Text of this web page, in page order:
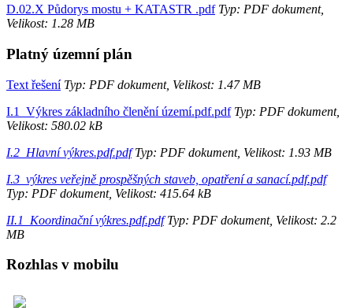
D.02.X Půdorys mostu + KATASTR .pdfTyp: PDF dokument,
Velikost: 1.28 MB
Platný územní plán
Text řešeníTyp: PDF dokument, Velikost: 1.47 MB
I.1_Výkres základního členění území.pdf.pdfTyp: PDF dokument,
Velikost: 580.02 kB
I.2_Hlavní výkres.pdf.pdfTyp: PDF dokument, Velikost: 1.93 MB
I.3_výkres veřejně prospěšných staveb, opatření a sanací.pdf.pdf
Typ: PDF dokument, Velikost: 415.64 kB
II.1_Koordinační výkres.pdf.pdfTyp: PDF dokument, Velikost: 2.2
MB
Rozhlas v mobilu